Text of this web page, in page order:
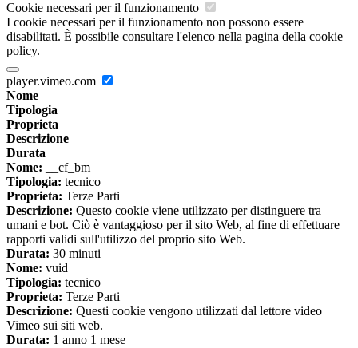
Cookie necessari per il funzionamento
I cookie necessari per il funzionamento non possono essere
disabilitati. È possibile consultare l'elenco nella pagina della cookie
policy.
player.vimeo.com
Nome
Tipologia
Proprieta
Descrizione
Durata
Nome: __cf_bm
Tipologia: tecnico
Proprieta: Terze Parti
Descrizione: Questo cookie viene utilizzato per distinguere tra
umani e bot. Ciò è vantaggioso per il sito Web, al fine di effettuare
rapporti validi sull'utilizzo del proprio sito Web.
Durata: 30 minuti
Nome: vuid
Tipologia: tecnico
Proprieta: Terze Parti
Descrizione: Questi cookie vengono utilizzati dal lettore video
Vimeo sui siti web.
Durata: 1 anno 1 mese